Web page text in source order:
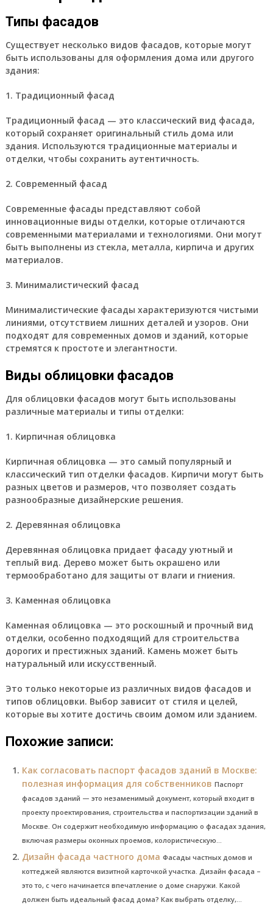
Типы фасадов
Существует несколько видов фасадов, которые могут
быть использованы для оформления дома или другого
здания:
1. Традиционный фасад
Традиционный фасад — это классический вид фасада,
который сохраняет оригинальный стиль дома или
здания. Используются традиционные материалы и
отделки, чтобы сохранить аутентичность.
2. Современный фасад
Современные фасады представляют собой
инновационные виды отделки, которые отличаются
современными материалами и технологиями. Они могут
быть выполнены из стекла, металла, кирпича и других
материалов.
3. Минималистический фасад
Минималистические фасады характеризуются чистыми
линиями, отсутствием лишних деталей и узоров. Они
подходят для современных домов и зданий, которые
стремятся к простоте и элегантности.
Виды облицовки фасадов
Для облицовки фасадов могут быть использованы
различные материалы и типы отделки:
1. Кирпичная облицовка
Кирпичная облицовка — это самый популярный и
классический тип отделки фасадов. Кирпичи могут быть
разных цветов и размеров, что позволяет создать
разнообразные дизайнерские решения.
2. Деревянная облицовка
Деревянная облицовка придает фасаду уютный и
теплый вид. Дерево может быть окрашено или
термообработано для защиты от влаги и гниения.
3. Каменная облицовка
Каменная облицовка — это роскошный и прочный вид
отделки, особенно подходящий для строительства
дорогих и престижных зданий. Камень может быть
натуральный или искусственный.
Это только некоторые из различных видов фасадов и
типов облицовки. Выбор зависит от стиля и целей,
которые вы хотите достичь своим домом или зданием.
Похожие записи:
Как согласовать паспорт фасадов зданий в Москве:
полезная информация для собственников Паспорт
фасадов зданий — это незаменимый документ, который входит в
проекту проектирования, строительства и паспортизации зданий в
Москве. Он содержит необходимую информацию о фасадах здания,
включая размеры оконных проемов, колористическую...
Дизайн фасада частного дома Фасады частных домов и
коттеджей являются визитной карточкой участка. Дизайн фасада –
это то, с чего начинается впечатление о доме снаружи. Какой
должен быть идеальный фасад дома? Как выбрать отделку,...